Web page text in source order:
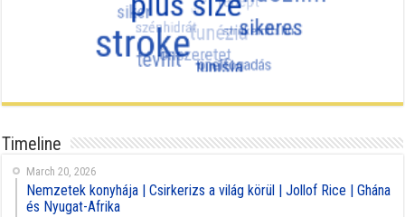
Timeline
March 20, 2026
Nemzetek konyhája | Csirkerizs a világ körül | Jollof Rice | Ghána
és Nyugat-Afrika